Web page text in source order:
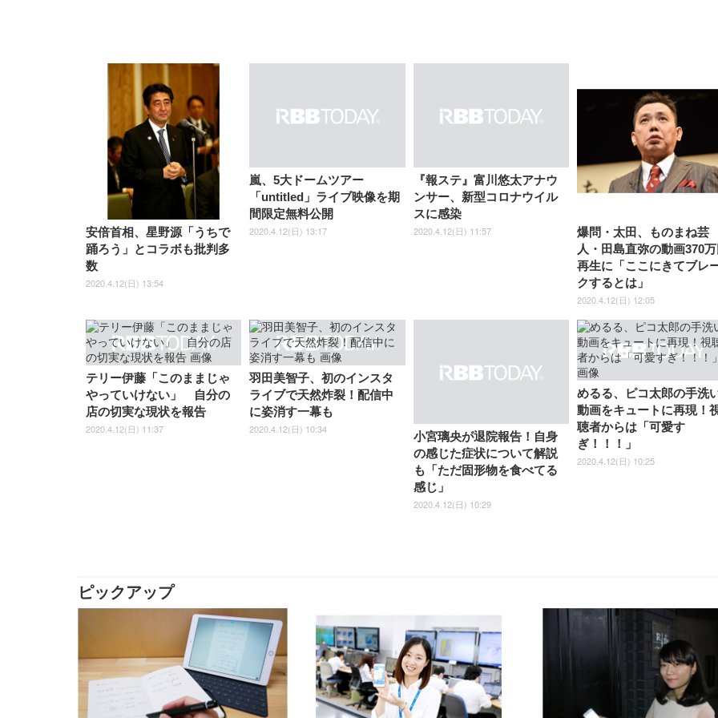
安倍首相、星野源「うちで
踊ろう」とコラボも批判多
数
2020.4.12(日) 13:54
嵐、5大ドームツアー
「untitled」ライブ映像を期
間限定無料公開
2020.4.12(日) 13:17
『報ステ』富川悠太アナウ
ンサー、新型コロナウイル
スに感染
2020.4.12(日) 11:57
爆問・太田、ものまね芸
人・田島直弥の動画370
再生に「ここにきてブレ
クするとは」
2020.4.12(日) 12:05
テリー伊藤「このままじゃ
やっていけない」 自分の
店の切実な現状を報告
2020.4.12(日) 11:37
羽田美智子、初のインスタ
ライブで天然炸裂！配信中
に姿消す一幕も
2020.4.12(日) 10:34
小宮璃央が退院報告！自身
の感じた症状について解説
も「ただ固形物を食べてる
感じ」
2020.4.12(日) 10:29
めるる、ピコ太郎の手洗
動画をキュートに再現！
聴者からは「可愛す
ぎ！！！」
2020.4.12(日) 10:25
ピックアップ